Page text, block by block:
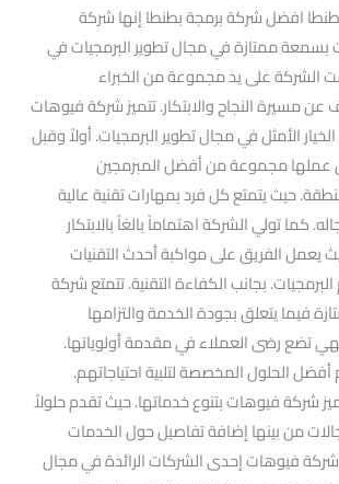
افضل شركة برمجة بطنطا إنها شركة
ممتازة في مجال تطوير البرمجيات في
الشركة على يد مجموعة من الخبراء
عن مسيرة النجاح والابتكار. تتميز شركة فيوهات
الأمثل في مجال تطوير البرمجيات. أولاً وقبل
مجموعة من أفضل المبرمجين
حيث يتمتع كل فرد بمهارات تقنية عالية
كما تولي الشركة اهتماماً بالغاً بالابتكار
يعمل الفريق على مواكبة أحدث التقنيات
بجانب الكفاءة التقنية. تتمتع شركة
فيما يتعلق بجودة الخدمة والتزامها
فهي تضع رضى العملاء في مقدمة أولوياتها.
الحلول المخصصة لتلبية احتياجاتهم.
شركة فيوهات بتنوع خدماتها. حيث تقدم حلولاً
من بينها إضافة تفاصيل حول الخدمات
شركة فيوهات إحدى الشركات الرائدة في مجال